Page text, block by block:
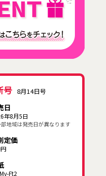
号 8月14日号
日
年8月5日
地域は発売日が異なります
定価
Ft2